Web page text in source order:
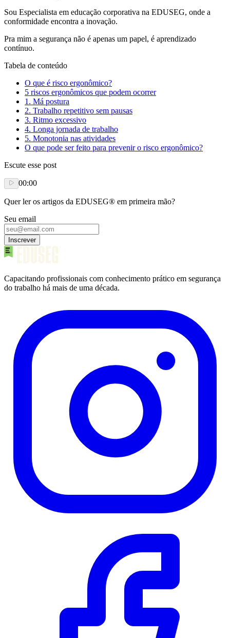
Sou Especialista em educação corporativa na EDUSEG, onde a
conformidade encontra a inovação.
Pra mim a segurança não é apenas um papel, é aprendizado
contínuo.
Tabela de conteúdo
O que é risco ergonômico?
5 riscos ergonômicos que podem ocorrer
1. Má postura
2. Trabalho repetitivo sem pausas
3. Ritmo excessivo
4. Longa jornada de trabalho
5. Monotonia nas atividades
O que pode ser feito para prevenir o risco ergonômico?
Escute esse post
00:00
Quer ler os artigos da EDUSEG® em primeira mão?
Seu email
Inscrever
Capacitando profissionais com conhecimento prático em segurança
do trabalho há mais de uma década.